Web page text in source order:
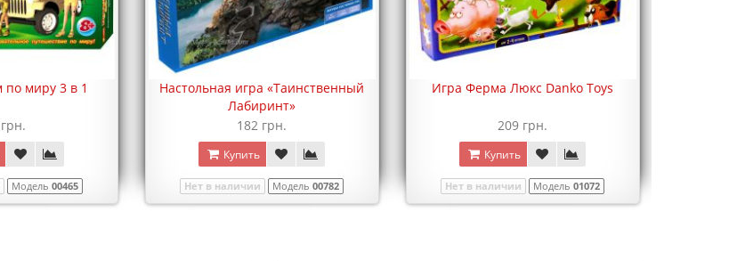
по миру 3 в 1
Модель 00465
Настольная игра «Таинственный
Лабиринт»
182 грн.
Купить
Нет в наличии Модель 00782
Игра Ферма Люкс Danko Toys
209 грн.
Купить
Нет в наличии Модель 01072